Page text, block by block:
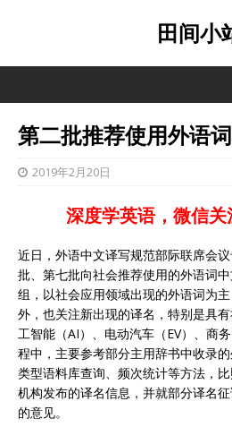
田间小
第二批推荐使用外语
2019年2月20日
深度学英语，微信
近日，外语中文译写规范部际联席会
批、第七批向社会推荐使用的外语词
组，以社会应用领域出现的外语词为
外，也关注新出现的译名，特别是具
工智能（AI）、电动汽车（EV）、商
程中，主要参考部分主用辞书中收录
类型语料库查询、频次统计等方法，
机构发布的译名信息，并就部分译名
的意见。